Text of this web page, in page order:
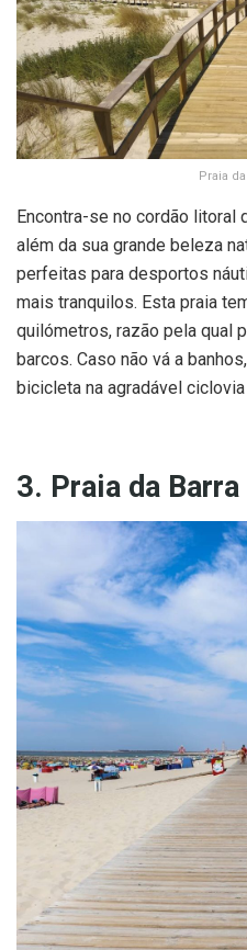
Praia
Encontra-se no cordão litoral
além da sua grande beleza
perfeitas para desportos
mais tranquilos. Esta praia
quilómetros, razão pela qual
barcos. Caso não vá a
bicicleta na agradável
3. Praia da Barra